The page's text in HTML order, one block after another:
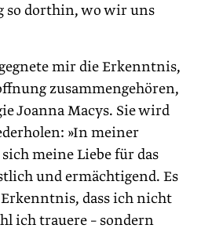
so dorthin, wo wir uns
mir die Erkenntnis,
zusammengehören,
Joanna Macys. Sie wird
»In meiner
meine Liebe für das
und ermächtigend. Es
dass ich nicht
ich trauere – sondern